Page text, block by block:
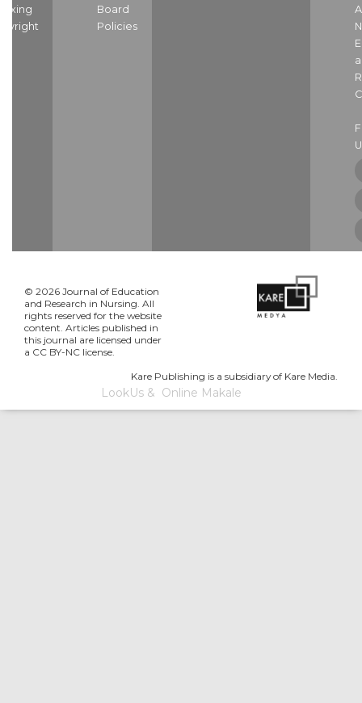
Board
Policies
© 2026 Journal of Education
and Research in Nursing. All
rights reserved for the website
content. Articles published in
this journal are licensed under
a CC BY-NC license.
Kare Publishing is a subsidiary of Kare Media.
LookUs& Online Makale